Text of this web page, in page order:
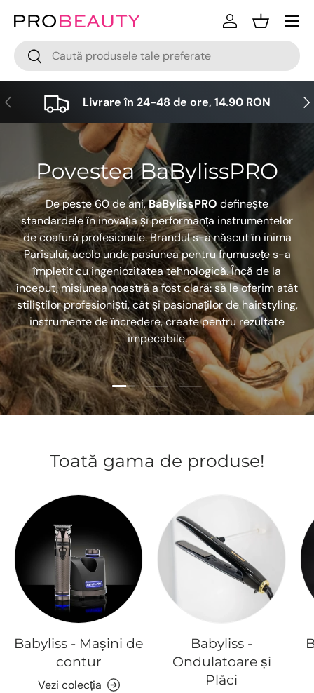
Sari la conținut
Cǎutare
Cǎutare
LogareCos
Meniu
Anterior Livrare în 24-48 de ore, 14.90 RON
Povestea BaBylissPRO
De peste 60 de ani,BaBylissPRO definește
standardele în inovația și performanța instrumentelor
de coafură profesionale. Brandul s-a născut în inima
Parisului, acolo unde pasiunea pentru frumusețe s-a
împletit cu ingeniozitatea tehnologică. Încă de la
început, misiunea noastră a fost clară: să le oferim atât
stiliștilor profesioniști, cât și pasionaților de hairstyling,
instrumente de încredere, create pentru rezultate
impecabile.
Încarcă slide-ul 1 De 3
Încarcă slide-ul 2 De 3
Încarcă slide-ul 3 De 3
Toată gama de produse!
Babyliss - Mașini de
contur
Vezi colecția
Babyliss -
Ondulatoare și
Plăci